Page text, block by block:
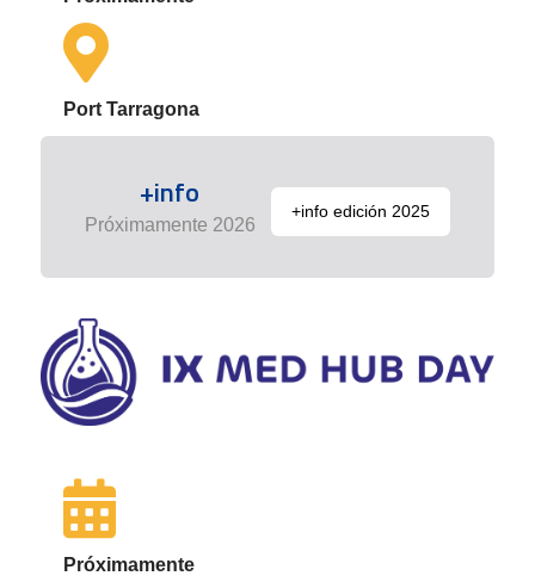
Port Tarragona
+info
Próximamente 2026
+info edición 2025
Próximamente